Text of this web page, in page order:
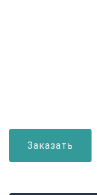
Заказать